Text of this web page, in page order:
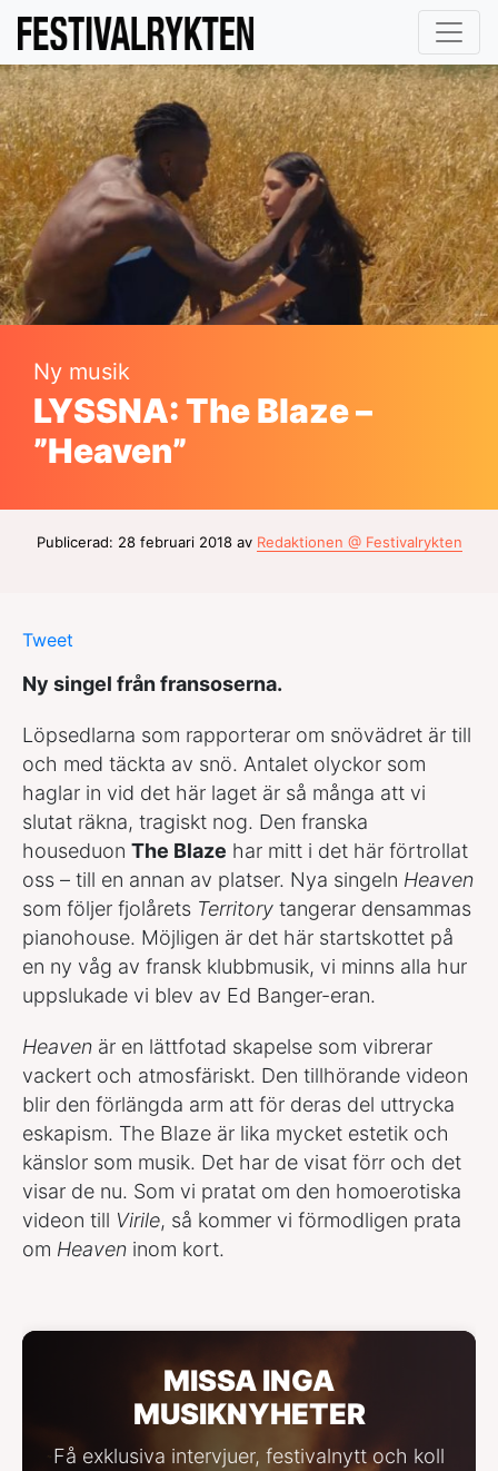
Ny musik
LYSSNA: The Blaze –
”Heaven”
Publicerad: 28 februari 2018 av Redaktionen @ Festivalrykten
Tweet
Ny singel från fransoserna.
Löpsedlarna som rapporterar om snövädret är till
och med täckta av snö. Antalet olyckor som
haglar in vid det här laget är så många att vi
slutat räkna, tragiskt nog. Den franska
houseduon The Blaze har mitt i det här förtrollat
oss – till en annan av platser. Nya singeln Heaven
som följer fjolårets Territory tangerar densammas
pianohouse. Möjligen är det här startskottet på
en ny våg av fransk klubbmusik, vi minns alla hur
uppslukade vi blev av Ed Banger-eran.
Heaven är en lättfotad skapelse som vibrerar
vackert och atmosfäriskt. Den tillhörande videon
blir den förlängda arm att för deras del uttrycka
eskapism. The Blaze är lika mycket estetik och
känslor som musik. Det har de visat förr och det
visar de nu. Som vi pratat om den homoerotiska
videon till Virile, så kommer vi förmodligen prata
om Heaven inom kort.
MISSA INGA
MUSIKNYHETER
Få exklusiva intervjuer, festivalnytt och koll